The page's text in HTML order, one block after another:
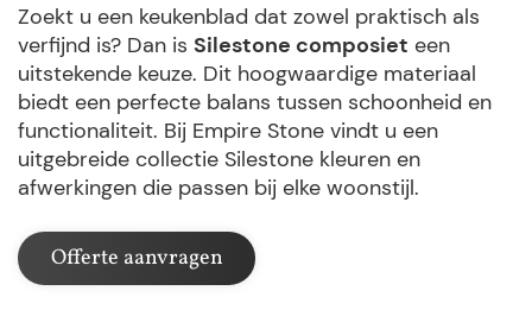
Zoekt u een keukenblad dat zowel praktisch als
verfijnd is? Dan is Silestone composiet een
uitstekende keuze. Dit hoogwaardige materiaal
biedt een perfecte balans tussen schoonheid en
functionaliteit. Bij Empire Stone vindt u een
uitgebreide collectie Silestone kleuren en
afwerkingen die passen bij elke woonstijl.
Offerte aanvragen